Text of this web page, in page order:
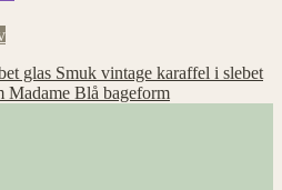
Smuk vintage karaffel i slebet
Madame Blå bageform